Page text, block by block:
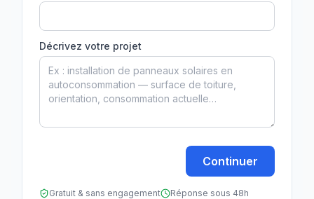
Décrivez votre projet
Continuer
Gratuit & sans engagement Réponse sous 48h